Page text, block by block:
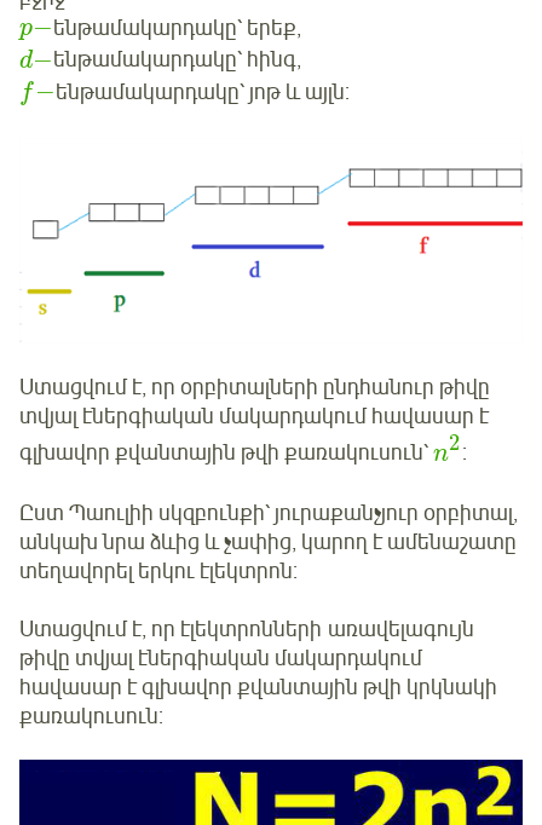
p−ենթամակարդակը՝ երեք,
d−ենթամակարդակը՝ հինգ,
f −ենթամակարդակը՝ յոթ և այլն:
Ստացվում է, որ օրբիտալների ընդհանուր թիվը
տվյալ էներգիական մակարդակում հավասար է
գլխավոր քվանտային թվի քառակուսուն՝ n2:
Ըստ Պաուլիի սկզբունքի՝ յուրաքանչյուր օրբիտալ,
անկախ նրա ձևից և չափից, կարող է ամենաշատը
տեղավորել երկու էլեկտրոն:
Ստացվում է, որ էլեկտրոնների առավելագույն
թիվը տվյալ էներգիական մակարդակում
հավասար է գլխավոր քվանտային թվի կրկնակի
քառակուսուն: